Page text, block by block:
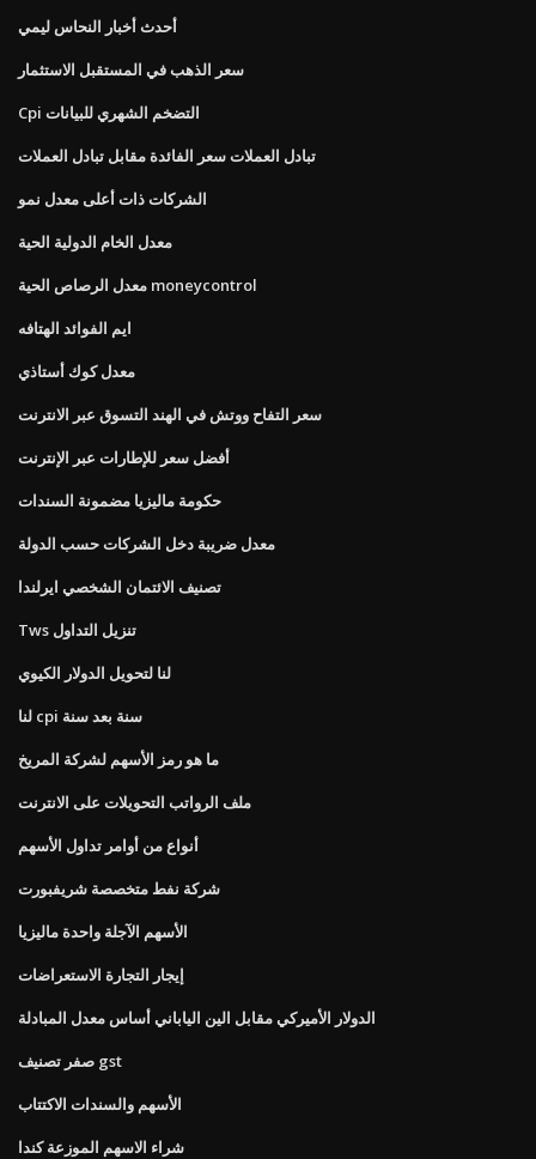
أحدث أخبار النحاس ليمي
سعر الذهب في المستقبل الاستثمار
Cpi التضخم الشهري للبيانات
تبادل العملات سعر الفائدة مقابل تبادل العملات
الشركات ذات أعلى معدل نمو
معدل الخام الدولية الحية
معدل الرصاص الحية moneycontrol
ايم الفوائد الهتافه
معدل كوك أستاذي
سعر التفاح ووتش في الهند التسوق عبر الانترنت
أفضل سعر للإطارات عبر الإنترنت
حكومة ماليزيا مضمونة السندات
معدل ضريبة دخل الشركات حسب الدولة
تصنيف الائتمان الشخصي ايرلندا
Tws تنزيل التداول
لنا لتحويل الدولار الكيوي
لنا cpi سنة بعد سنة
ما هو رمز الأسهم لشركة المريخ
ملف الرواتب التحويلات على الانترنت
أنواع من أوامر تداول الأسهم
شركة نفط متخصصة شريفبورت
الأسهم الآجلة واحدة ماليزيا
إيجار التجارة الاستعراضات
الدولار الأميركي مقابل الين الياباني أساس معدل المبادلة
صفر تصنيف gst
الأسهم والسندات الاكتتاب
شراء الاسهم الموزعة كندا